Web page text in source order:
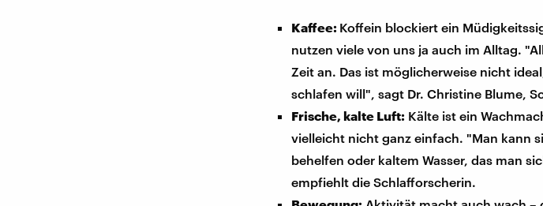
Kaffee: Koffein blockiert ein
nutzen viele von uns ja auch im Alltag.
Zeit an. Das ist möglicherweise nicht
schlafen will", sagt Dr. Christine Blume,
Frische, kalte Luft: Kälte ist ein
vielleicht nicht ganz einfach. "Man kann
behelfen oder kaltem Wasser, das man
empfiehlt die Schlafforscherin.